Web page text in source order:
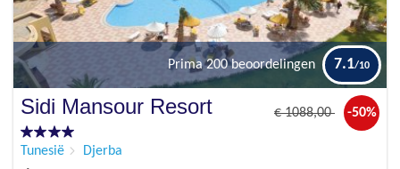
Prima 200 beoordelingen 7.1
Sidi Mansour Resort
Tunesië Djerba
€1088,00 -50%